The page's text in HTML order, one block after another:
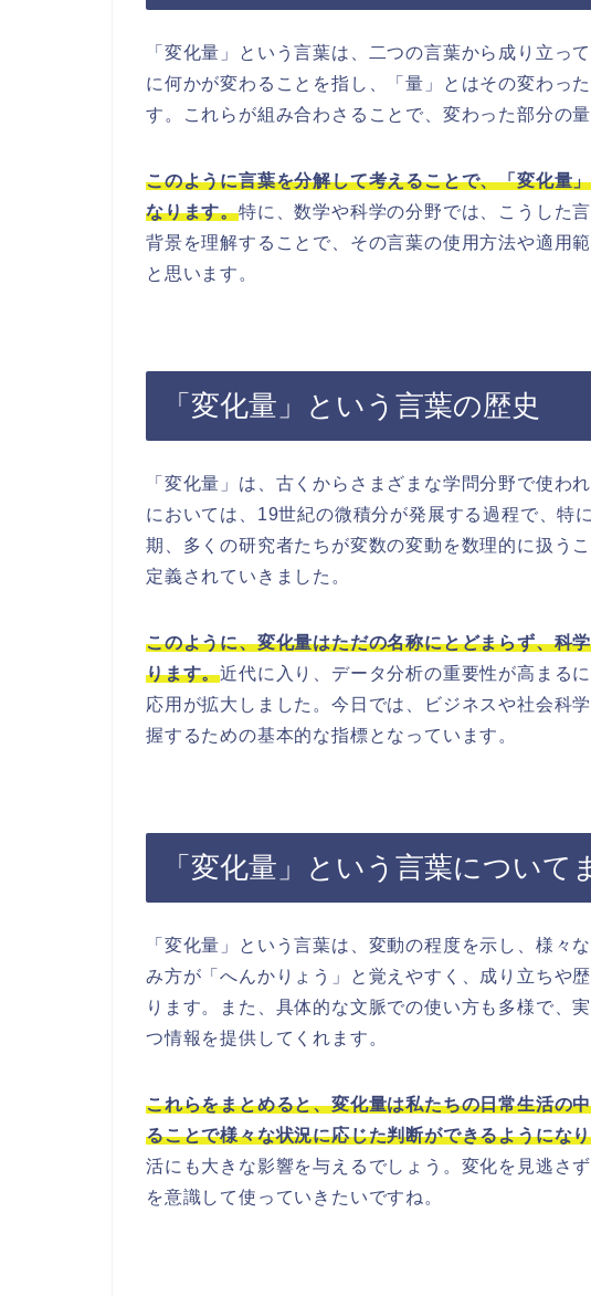
「変化量」という言葉は、二つの言葉から成り立っ
に何かが変わることを指し、「量」とはその変わっ
す。これらが組み合わさることで、変わった部分の
このように言葉を分解して考えることで、「変化量
なります。特に、数学や科学の分野では、こうした
背景を理解することで、その言葉の使用方法や適用
と思います。
「変化量」という言葉の歴史
「変化量」は、古くからさまざまな学問分野で使わ
においては、19世紀の微積分が発展する過程で、特
期、多くの研究者たちが変数の変動を数理的に扱う
定義されていきました。
このように、変化量はただの名称にとどまらず、科
ります。近代に入り、データ分析の重要性が高まる
応用が拡大しました。今日では、ビジネスや社会科
握するための基本的な指標となっています。
「変化量」という言葉について
「変化量」という言葉は、変動の程度を示し、様々
み方が「へんかりょう」と覚えやすく、成り立ちや
ります。また、具体的な文脈での使い方も多様で、
つ情報を提供してくれます。
これらをまとめると、変化量は私たちの日常生活の
ることで様々な状況に応じた判断ができるようにな
活にも大きな影響を与えるでしょう。変化を見逃さ
を意識して使っていきたいですね。